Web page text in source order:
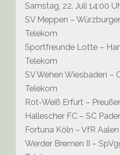
Samstag, 22. Juli 14:00
SV Meppen –
Telekom
Sportfreunde Lotte –
Telekom
SV Wehen Wiesbaden –
Telekom
Rot-Weiß Erfurt –
Hallescher FC – SC
Fortuna Köln – VfR
Werder Bremen II –